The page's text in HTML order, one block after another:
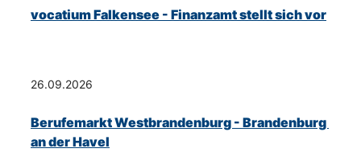
vocatium Falkensee - Finanzamt stellt sich vor
26.09.2026
Berufemarkt Westbrandenburg - Brandenburg
an der Havel